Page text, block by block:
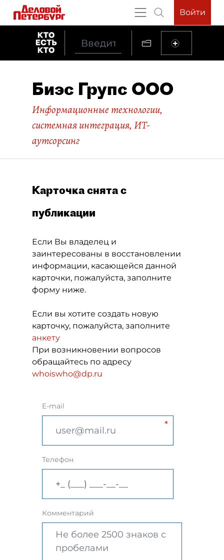
Войти
Биэс Групс ООО
Информационные технологии,
системная интеграция, ИТ-
аутсорсинг
Карточка снята с
публикации
Если Вы владелец и
заинтересованы в восстановлении
информации, касающейся данной
карточки, пожалуйста, заполните
форму ниже.
Если вы хотите создать новую
карточку, пожалуйста, заполните
анкету
При возникновении вопросов
обращайтесь по адресу
whoiswho@dp.ru
E-mail
Телефон
Комментарий